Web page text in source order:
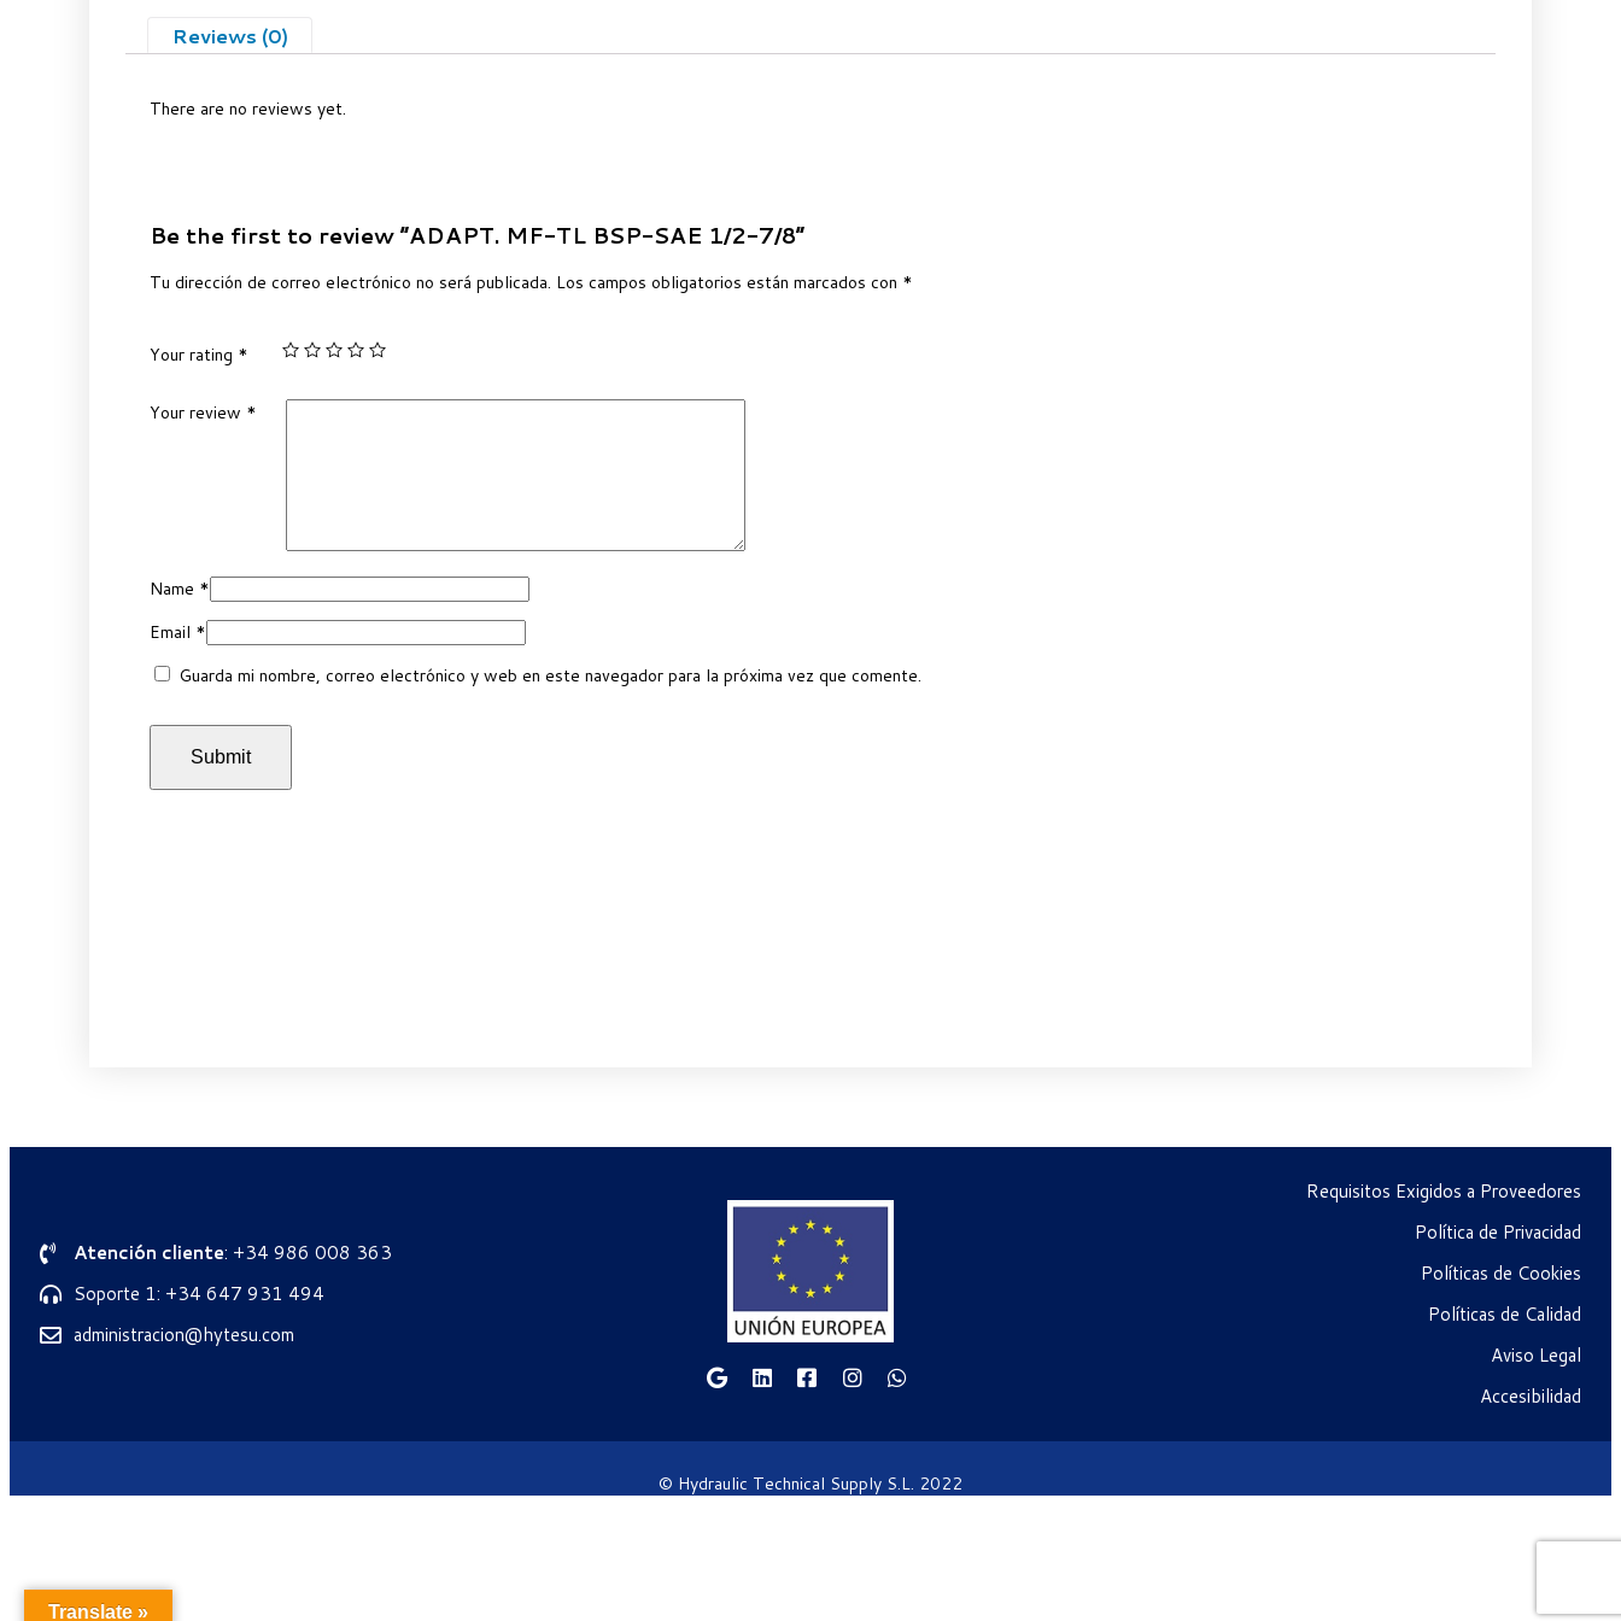
Reviews (0)
There are no reviews yet.
Be the first to review “ADAPT. MF-TL BSP-SAE 1/2-7/8”
Tu dirección de correo electrónico no será publicada. Los campos obligatorios están marcados con *
Your rating *
Your review *
Name *
Email *
Guarda mi nombre, correo electrónico y web en este navegador para la próxima vez que comente.
Atención cliente: +34 986 008 363
Soporte 1: +34 647 931 494
administracion@hytesu.com
Requisitos Exigidos a Proveedores
Política de Privacidad
Políticas de Cookies
Políticas de Calidad
Aviso Legal
Accesibilidad
© Hydraulic Technical Supply S.L. 2022
Translate »